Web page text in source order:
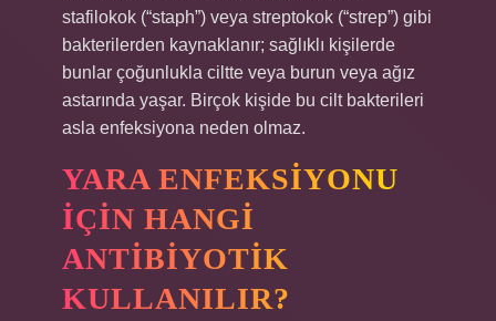
stafilokok (“staph”) veya streptokok (“strep”) gibi
bakterilerden kaynaklanır; sağlıklı kişilerde
bunlar çoğunlukla ciltte veya burun veya ağız
astarında yaşar. Birçok kişide bu cilt bakterileri
asla enfeksiyona neden olmaz.
YARA ENFEKSIYONU
IÇIN HANGI
ANTIBIYOTIK
KULLANILIR?